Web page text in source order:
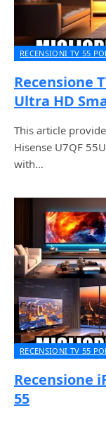
RECENSIONI TV 55
Recensione
Ultra HD
This article
Hisense U7QF
with…
RECENSIONI TV 55
Recensione
55